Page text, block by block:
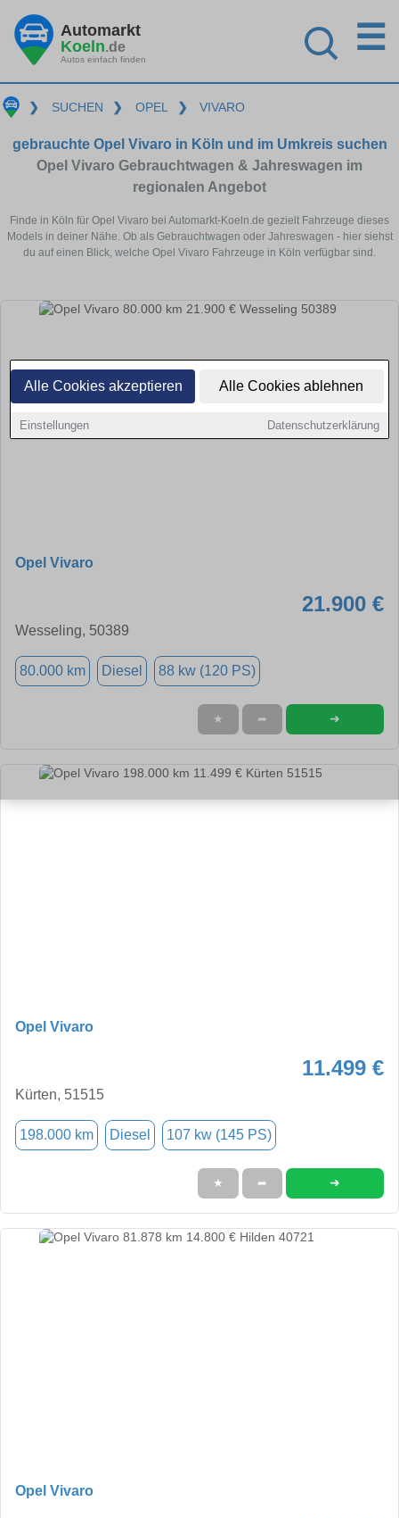
Alle Cookies akzeptieren Alle Cookies ablehnen
Einstellungen Datenschutzerklärung
Automarkt
Koeln.de
Autos einfach finden
☰
❯ SUCHEN ❯ OPEL ❯ VIVARO
gebrauchte Opel Vivaro in Köln und im Umkreis suchen
Opel Vivaro Gebrauchtwagen & Jahreswagen im
regionalen Angebot
Finde in Köln für Opel Vivaro bei Automarkt-Koeln.de gezielt Fahrzeuge dieses
Models in deiner Nähe. Ob als Gebrauchtwagen oder Jahreswagen - hier siehst
du auf einen Blick, welche Opel Vivaro Fahrzeuge in Köln verfügbar sind.
Opel Vivaro
21.900 €
Wesseling, 50389
80.000 km Diesel 88 kw (120 PS)
★ ➦ ➜
Opel Vivaro
11.499 €
Kürten, 51515
198.000 km Diesel 107 kw (145 PS)
★ ➦ ➜
Opel Vivaro